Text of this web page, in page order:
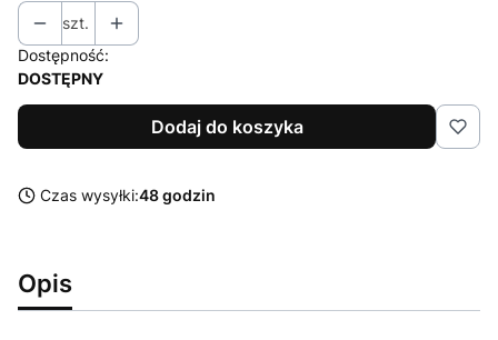
szt.
Dostępność:
DOSTĘPNY
Dodaj do koszyka
Czas wysyłki:48 godzin
Opis